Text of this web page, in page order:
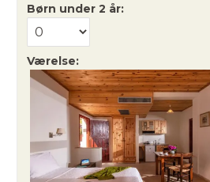
Børn under 2 år:
Værelse: